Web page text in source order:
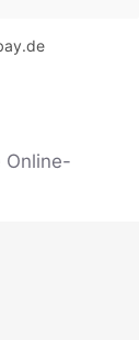
Online-